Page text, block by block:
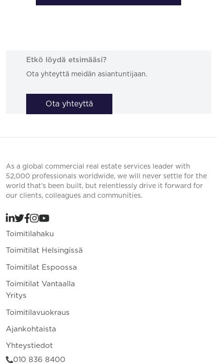
Etkö löydä etsimääsi?
Ota yhteyttä meidän asiantuntijaan.
Ota yhteyttä
As a global commercial real estate services leader with
52,000 professionals worldwide, we will never settle for the
world that’s been built, but relentlessly drive it forward for
our clients, colleagues and communities.
Toimitilahaku
Toimitilat Helsingissä
Toimitilat Espoossa
Toimitilat Vantaalla
Yritys
Toimitilavuokraus
Ajankohtaista
Yhteystiedot
010 836 8400